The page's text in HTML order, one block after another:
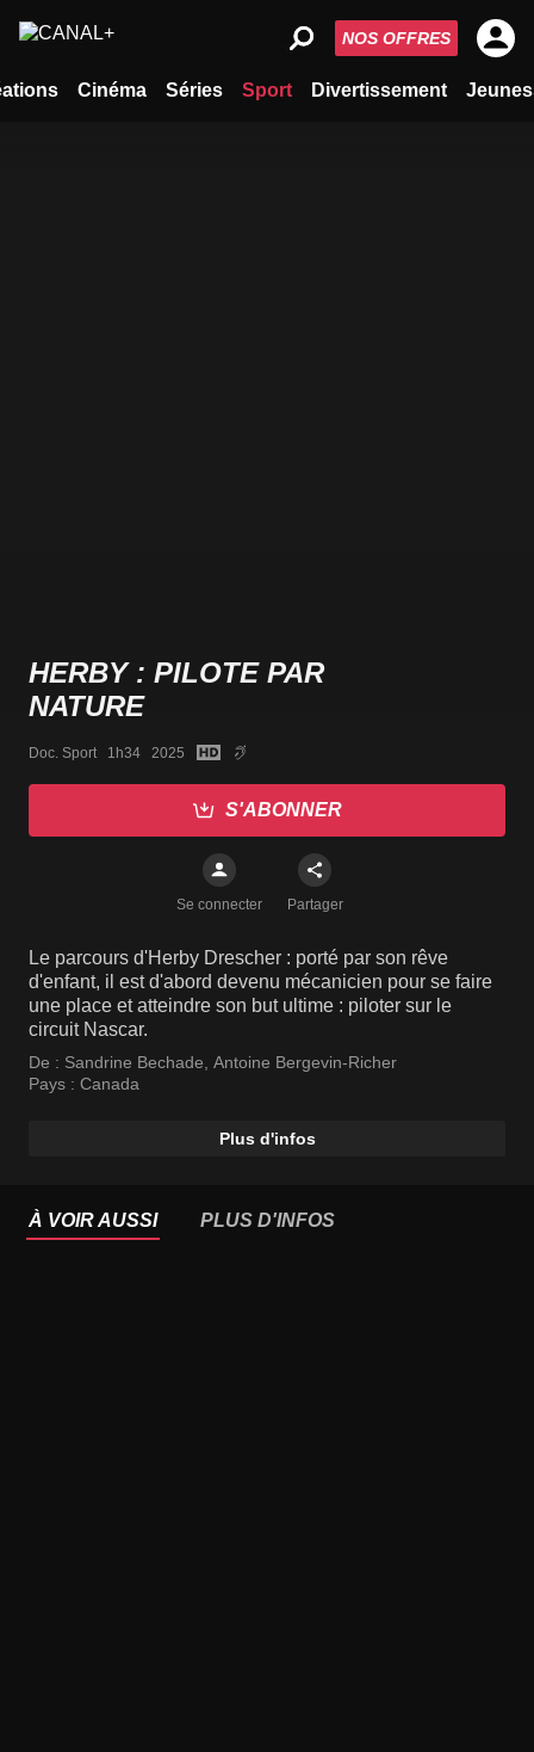
Cinéma Séries Sport Divertissement
NOS OFFRES
HERBY : PILOTE PAR
NATURE
Doc. Sport   1h34   2025
S'ABONNER
Se connecter Partager
Le parcours d'Herby Drescher : porté par son rêve
d'enfant, il est d'abord devenu mécanicien pour se faire
une place et atteindre son but ultime : piloter sur le
circuit Nascar.
De : Sandrine Bechade, Antoine Bergevin-Richer
Pays : Canada
Plus d'infos
À VOIR AUSSI PLUS D'INFOS